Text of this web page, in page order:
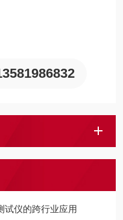
仪的跨行业应用